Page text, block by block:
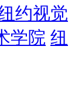
约视觉
学院 纽